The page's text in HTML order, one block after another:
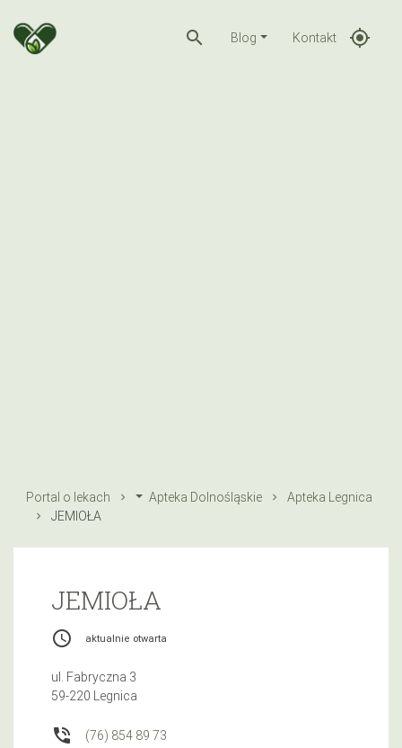
search Blog Kontakt gps_fixed
Portal o lekach Apteka Dolnośląskie
Apteka Legnica
JEMIOŁA
JEMIOŁA
access_time aktualnie otwarta
ul. Fabryczna 3
59-220 Legnica
phone_in_talk (76) 854 89 73